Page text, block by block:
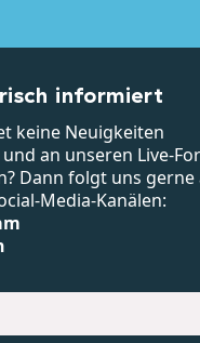
informiert
keine Neuigkeiten
an unseren Live-
Dann folgt uns gerne
Media-Kanälen: